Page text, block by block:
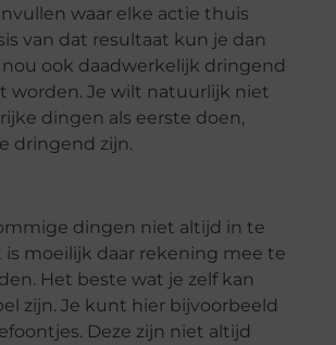
waar elke actie thuis
van dat resultaat kun je dan
ook daadwerkelijk dringend
worden. Je wilt natuurlijk niet
dingen als eerste doen,
dringend zijn.
dingen niet altijd in te
is moeilijk daar rekening mee te
Het beste wat je zelf kan
zijn. Je kunt hier bijvoorbeeld
Deze zijn niet altijd